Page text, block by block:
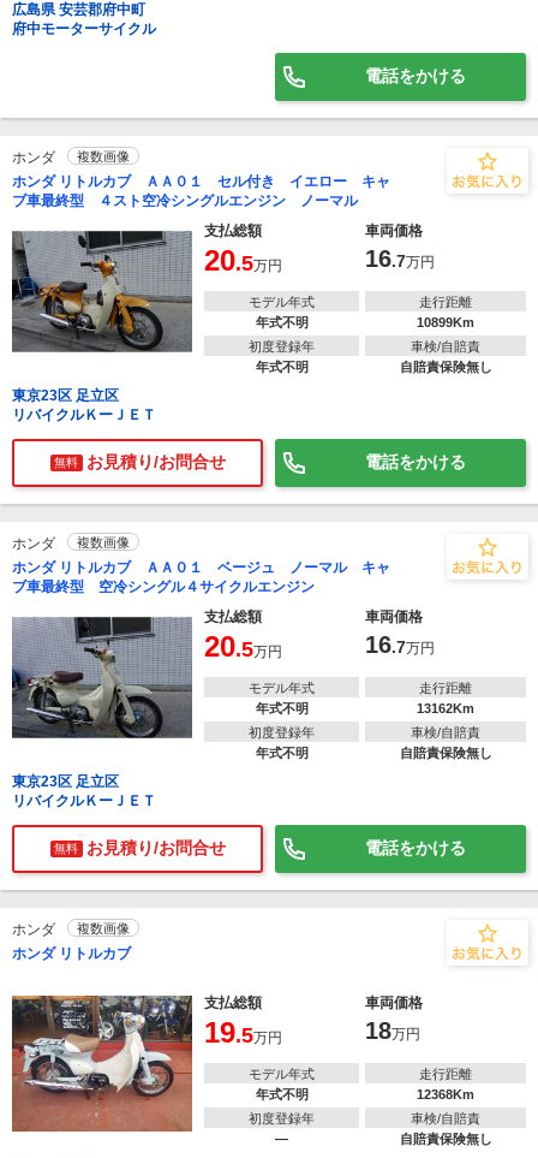
広島県 安芸郡府中町
府中モーターサイクル
電話をかける
ホンダ 複数画像
ホンダ リトルカブ ＡＡ０１ セル付き イエロー キャ
ブ車最終型 ４スト空冷シングルエンジン ノーマル
支払総額
車両価格
20.5万円 16.7万円
モデル年式
年式不明
走行距離
10899Km
初度登録年
年式不明
車検/自賠責
自賠責保険無し
東京23区 足立区
リバイクルＫーＪＥＴ
無料 お見積り/お問合せ 電話をかける
ホンダ 複数画像
ホンダ リトルカブ ＡＡ０１ ベージュ ノーマル キャ
ブ車最終型 空冷シングル４サイクルエンジン
支払総額
車両価格
20.5万円 16.7万円
モデル年式
年式不明
走行距離
13162Km
初度登録年
年式不明
車検/自賠責
自賠責保険無し
東京23区 足立区
リバイクルＫーＪＥＴ
無料 お見積り/お問合せ 電話をかける
ホンダ 複数画像
ホンダ リトルカブ
支払総額 車両価格
19.5万円 18万円
モデル年式
年式不明
走行距離
12368Km
初度登録年
―
車検/自賠責
自賠責保険無し